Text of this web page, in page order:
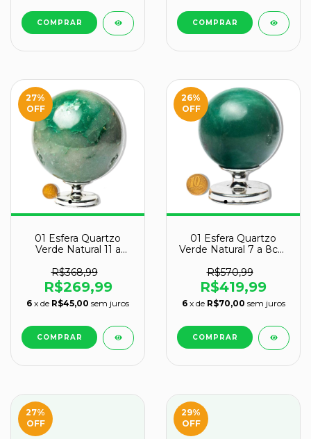
27%
OFF
01 Esfera Quartzo
Verde Natural 11 a
R$368,99
R$269,99
6 x de R$45,00 sem juros
26%
OFF
01 Esfera Quartzo
Verde Natural 7 a 8cm
R$570,99
R$419,99
6 x de R$70,00 sem juros
27%
OFF
29%
OFF